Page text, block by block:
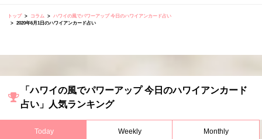
トップ コラム
ハワイの風でパワーアップ 今日のハワイアンカード占い
2020年6月1日のハワイアンカード占い
「ハワイの風でパワーアップ 今日のハワイアンカード
占い」人気ランキング
Today Weekly Monthly